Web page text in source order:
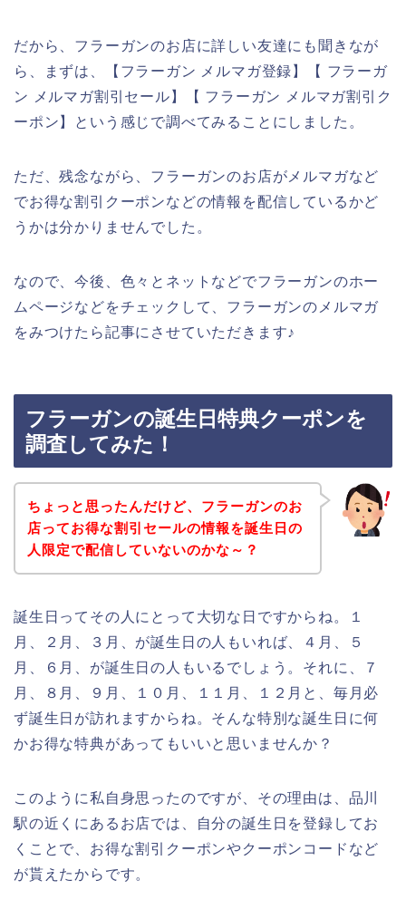
だから、フラーガンのお店に詳しい友達にも聞きなが
ら、まずは、【フラーガン メルマガ登録】【 フラーガ
ン メルマガ割引セール】【 フラーガン メルマガ割引ク
ーポン】という感じで調べてみることにしました。
ただ、残念ながら、フラーガンのお店がメルマガなど
でお得な割引クーポンなどの情報を配信しているかど
うかは分かりませんでした。
なので、今後、色々とネットなどでフラーガンのホー
ムページなどをチェックして、フラーガンのメルマガ
をみつけたら記事にさせていただきます♪
フラーガンの誕生日特典クーポンを
調査してみた！
ちょっと思ったんだけど、フラーガンのお
店ってお得な割引セールの情報を誕生日の
人限定で配信していないのかな～？
誕生日ってその人にとって大切な日ですからね。１
月、２月、３月、が誕生日の人もいれば、４月、５
月、６月、が誕生日の人もいるでしょう。それに、７
月、８月、９月、１０月、１１月、１２月と、毎月必
ず誕生日が訪れますからね。そんな特別な誕生日に何
かお得な特典があってもいいと思いませんか？
このように私自身思ったのですが、その理由は、品川
駅の近くにあるお店では、自分の誕生日を登録してお
くことで、お得な割引クーポンやクーポンコードなど
が貰えたからです。